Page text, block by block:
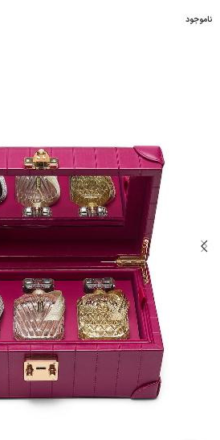
ناموجود